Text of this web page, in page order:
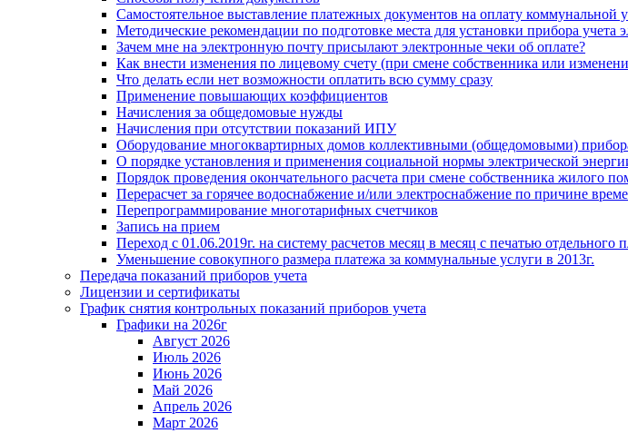
Самостоятельное выставление платежных документов на оплату коммунальной
Методические рекомендации по подготовке места для установки прибора учета
Зачем мне на электронную почту присылают электронные чеки об оплате?
Как внести изменения по лицевому счету (при смене собственника или
Что делать если нет возможности оплатить всю сумму сразу
Применение повышающих коэффициентов
Начисления за общедомовые нужды
Начисления при отсутствии показаний ИПУ
Оборудование многоквартирных домов коллективными (общедомовыми)
О порядке установления и применения социальной нормы электрической
Порядок проведения окончательного расчета при смене собственника жилого
Перерасчет за горячее водоснабжение и/или электроснабжение по причине
Перепрограммирование многотарифных счетчиков
Запись на прием
Переход с 01.06.2019г. на систему расчетов месяц в месяц с печатью
Уменьшение совокупного размера платежа за коммунальные услуги в 2013г.
Передача показаний приборов учета
Лицензии и сертификаты
График снятия контрольных показаний приборов учета
Графики на 2026г
Август 2026
Июль 2026
Июнь 2026
Май 2026
Апрель 2026
Март 2026